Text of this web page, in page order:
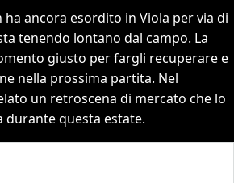
ancora esordito in Viola per via di
tenendo lontano dal campo. La
giusto per fargli recuperare e
nella prossima partita. Nel
un retroscena di mercato che lo
questa estate.